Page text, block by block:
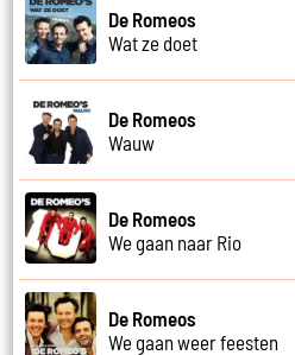
De Romeos
Wat ze doet
De Romeos
Wauw
De Romeos
We gaan naar Rio
De Romeos
We gaan weer feesten